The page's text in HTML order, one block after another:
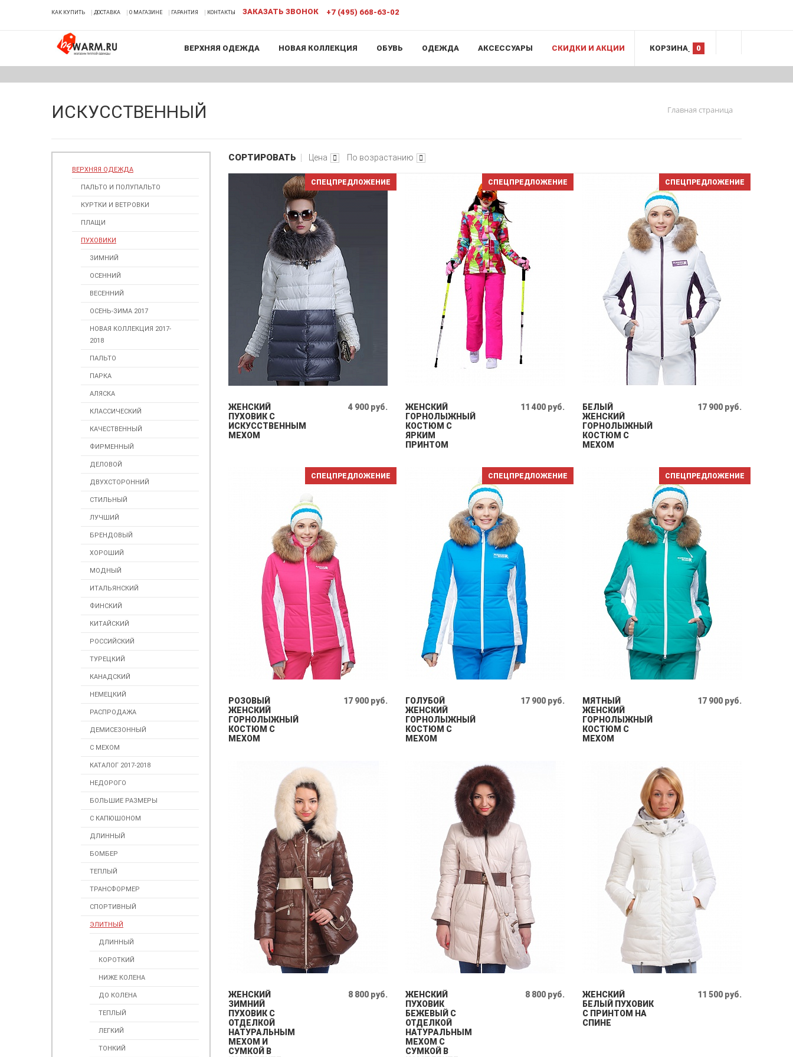
КАК КУПИТЬ ДОСТАВКА О МАГАЗИНЕ ГАРАНТИЯ КОНТАКТЫ ЗАКАЗАТЬ ЗВОНОК +7 (495) 668-63-02
КОРЗИНА 0
ВЕРХНЯЯ ОДЕЖДА НОВАЯ КОЛЛЕКЦИЯ ОБУВЬ ОДЕЖДА АКСЕССУАРЫ СКИДКИ И АКЦИИ
ИСКУССТВЕННЫЙ Главная страница
ВЕРХНЯЯ ОДЕЖДА
ПАЛЬТО И ПОЛУПАЛЬТО
КУРТКИ И ВЕТРОВКИ
ПЛАЩИ
ПУХОВИКИ
ЗИМНИЙ
ОСЕННИЙ
ВЕСЕННИЙ
ОСЕНЬ-ЗИМА 2017
НОВАЯ КОЛЛЕКЦИЯ 2017-
2018
ПАЛЬТО
ПАРКА
АЛЯСКА
КЛАССИЧЕСКИЙ
КАЧЕСТВЕННЫЙ
ФИРМЕННЫЙ
ДЕЛОВОЙ
ДВУХСТОРОННИЙ
СТИЛЬНЫЙ
ЛУЧШИЙ
БРЕНДОВЫЙ
ХОРОШИЙ
МОДНЫЙ
ИТАЛЬЯНСКИЙ
ФИНСКИЙ
КИТАЙСКИЙ
РОССИЙСКИЙ
ТУРЕЦКИЙ
КАНАДСКИЙ
НЕМЕЦКИЙ
РАСПРОДАЖА
ДЕМИСЕЗОННЫЙ
С МЕХОМ
КАТАЛОГ 2017-2018
НЕДОРОГО
БОЛЬШИЕ РАЗМЕРЫ
С КАПЮШОНОМ
ДЛИННЫЙ
БОМБЕР
ТЕПЛЫЙ
ТРАНСФОРМЕР
СПОРТИВНЫЙ
ЭЛИТНЫЙ
ДЛИННЫЙ
КОРОТКИЙ
НИЖЕ КОЛЕНА
ДО КОЛЕНА
ТЕПЛЫЙ
ЛЕГКИЙ
ТОНКИЙ
СОРТИРОВАТЬ Цена По возрастанию
СПЕЦПРЕДЛОЖЕНИЕ
ЖЕНСКИЙ
ПУХОВИК С
ИСКУССТВЕННЫМ
МЕХОМ
4 900 руб.
СПЕЦПРЕДЛОЖЕНИЕ
ЖЕНСКИЙ
ГОРНОЛЫЖНЫЙ
КОСТЮМ С
ЯРКИМ
ПРИНТОМ
11 400 руб.
СПЕЦПРЕДЛОЖЕНИЕ
БЕЛЫЙ
ЖЕНСКИЙ
ГОРНОЛЫЖНЫЙ
КОСТЮМ С
МЕХОМ
17 900 руб.
СПЕЦПРЕДЛОЖЕНИЕ
РОЗОВЫЙ
ЖЕНСКИЙ
ГОРНОЛЫЖНЫЙ
КОСТЮМ С
МЕХОМ
17 900 руб.
СПЕЦПРЕДЛОЖЕНИЕ
ГОЛУБОЙ
ЖЕНСКИЙ
ГОРНОЛЫЖНЫЙ
КОСТЮМ С
МЕХОМ
17 900 руб.
СПЕЦПРЕДЛОЖЕНИЕ
МЯТНЫЙ
ЖЕНСКИЙ
ГОРНОЛЫЖНЫЙ
КОСТЮМ С
МЕХОМ
17 900 руб.
ЖЕНСКИЙ
ЗИМНИЙ
ПУХОВИК С
ОТДЕЛКОЙ
НАТУРАЛЬНЫМ
МЕХОМ И
СУМКОЙ В
8 800 руб.
ЖЕНСКИЙ
ПУХОВИК
БЕЖЕВЫЙ С
ОТДЕЛКОЙ
НАТУРАЛЬНЫМ
МЕХОМ С
СУМКОЙ В
8 800 руб.
ЖЕНСКИЙ
БЕЛЫЙ ПУХОВИК
С ПРИНТОМ НА
СПИНЕ
11 500 руб.